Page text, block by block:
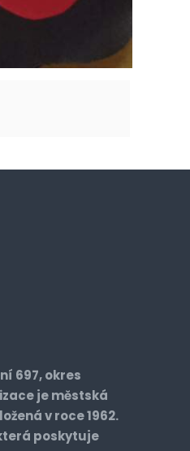
697, okres
je městská
v roce 1962.
poskytuje